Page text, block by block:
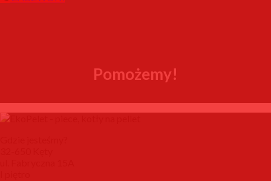
Pomożemy!